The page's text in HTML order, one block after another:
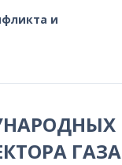
и
ГАЗА